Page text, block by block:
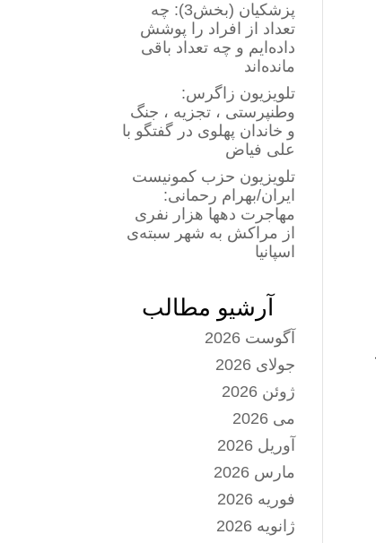
پزشکیان (بخش3): چه
تعداد از افراد را پوشش
داده‌ایم و چه تعداد باقی
مانده‌اند
تلویزیون زاگرس:
وطنپرستی ، تجزیه ، جنگ
و خاندان پهلوی در گفتگو با
علی فیاض
تلویزیون حزب کمونیست
ایران/بهرام رحمانی:
مهاجرت دهها هزار نفری
از مراکش به شهر سبته‌ی
اسپانیا
آرشیو مطالب
آگوست 2026
جولای 2026
ژوئن 2026
می 2026
آوریل 2026
مارس 2026
فوریه 2026
ژانویه 2026